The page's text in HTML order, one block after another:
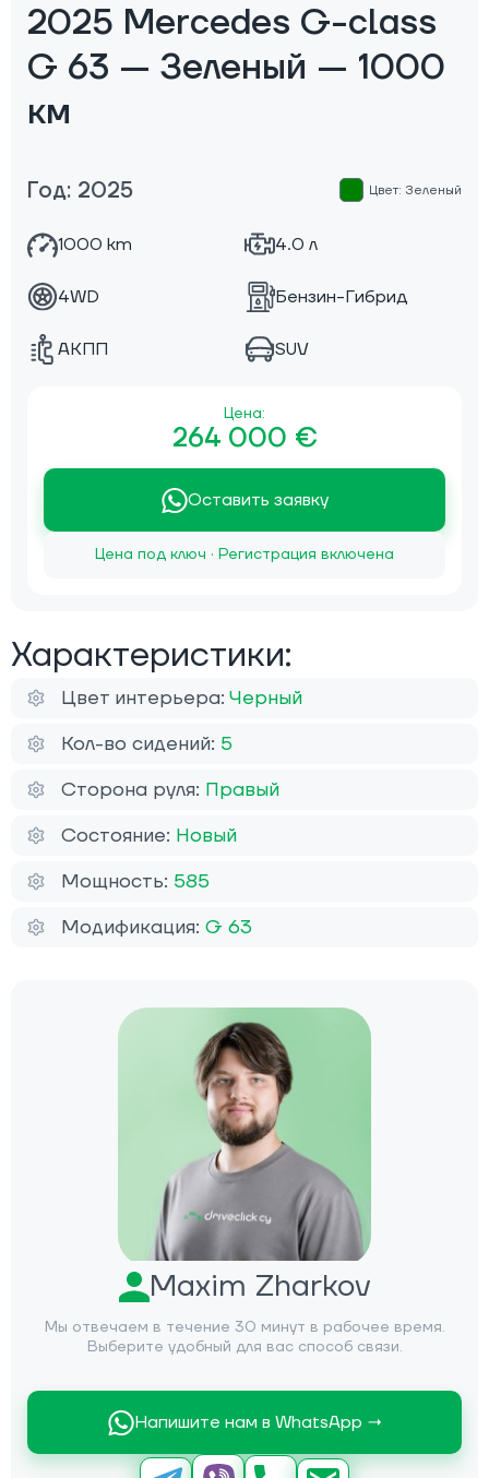
2025 Mercedes G-class
G 63 — Зеленый — 1000
км
Год: 2025 Цвет: Зеленый
1000 km 4.0 л
4WD Бензин-Гибрид
АКПП SUV
Цена:
264 000 €
Оставить заявку
Цена под ключ · Регистрация включена
Maxim Zharkov
Мы отвечаем в течение 30 минут в рабочее время.
Выберите удобный для вас способ связи.
Напишите нам в WhatsApp →
Характеристики:
Цвет интерьера: Черный
Кол-во сидений: 5
Сторона руля: Правый
Состояние: Новый
Мощность: 585
Модификация: G 63